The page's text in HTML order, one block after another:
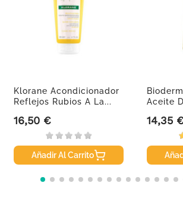
Klorane Acondicionador
Reflejos Rubios A La...
Precio
16,50 €
Añadir Al Carrito
Aceite
Precio
14,35